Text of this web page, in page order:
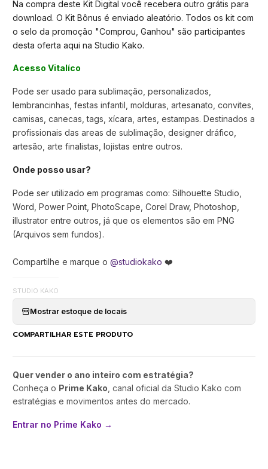
Na compra deste Kit Digital você recebera outro grátis para
download. O Kit Bônus é enviado aleatório. Todos os kit com
o selo da promoção "Comprou, Ganhou" são participantes
desta oferta aqui na Studio Kako.
Acesso Vitalíco
Pode ser usado para sublimação, personalizados,
lembrancinhas, festas infantil, molduras, artesanato, convites,
camisas, canecas, tags, xícara, artes, estampas. Destinados a
profissionais das areas de sublimação, designer dráfico,
artesão, arte finalistas, lojistas entre outros.
Onde posso usar?
Pode ser utilizado em programas como: Silhouette Studio,
Word, Power Point, PhotoScape, Corel Draw, Photoshop,
illustrator entre outros, já que os elementos são em PNG
(Arquivos sem fundos).
Compartilhe e marque o @studiokako ❤️
STUDIO KAKO
Mostrar estoque de locais
COMPARTILHAR ESTE PRODUTO
Quer vender o ano inteiro com estratégia?
Conheça o Prime Kako , canal oficial da Studio Kako com
estratégias e movimentos antes do mercado.
Entrar no Prime Kako →